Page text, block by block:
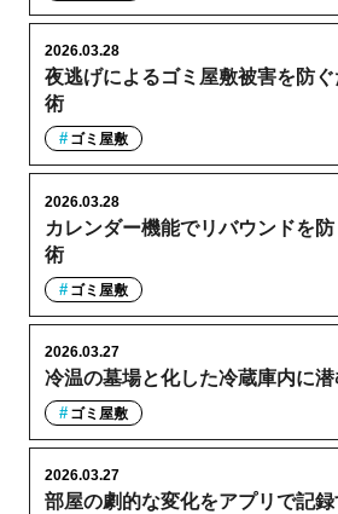
夜逃げによるゴミ屋敷被害を防
術
2026.03.28
ゴミ屋敷
カレンダー機能でリバウンドを
術
2026.03.28
ゴミ屋敷
冷温の墓場と化した冷蔵庫内に
2026.03.27
ゴミ屋敷
部屋の劇的な変化をアプリで記
2026.03.27